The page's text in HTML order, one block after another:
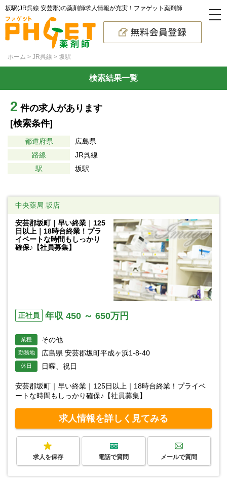
坂駅(JR呉線 安芸郡)の薬剤師求人情報が充実！ファゲット薬剤師
ホーム JR呉線 坂駅
検索結果一覧
2 件の求人があります
[検索条件]
都道府県
広島県
路線
JR呉線
駅
坂駅
中央薬局 坂店
安芸郡坂町｜早い終業｜125
日以上｜18時台終業！プラ
イベートな時間もしっかり
確保♪【社員募集】
正社員 年収 450 ～ 650万円
業種 その他
勤務地 広島県 安芸郡坂町平成ヶ浜1-8-40
休日 日曜、祝日
安芸郡坂町｜早い終業｜125日以上｜18時台終業！プライベ
ートな時間もしっかり確保♪【社員募集】
求人情報を詳しく見てみる
求人を保存 電話で質問 メールで質問